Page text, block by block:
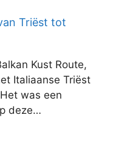
Triëst tot
Kust Route,
Italiaanse Triëst
was een
deze…